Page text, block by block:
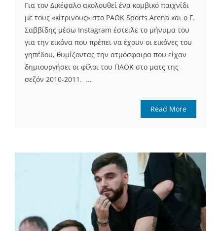
Για τον Δικέφαλο ακολουθεί ένα κομβικό παιχνίδι
με τους «κίτρινους» στο PAOK Sports Arena και ο Γ.
Σαββίδης μέσω Instagram έστειλε το μήνυμα του
για την εικόνα που πρέπει να έχουν οι εικόνες του
γηπέδου, θυμίζοντας την ατμόσφαιρα που είχαν
δημιουργήσει οι φίλοι του ΠΑΟΚ στο ματς της
σεζόν 2010-2011. ...
Read More